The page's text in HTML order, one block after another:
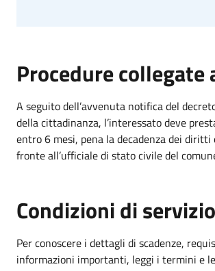
Procedure
A seguito dell’avvenuta notifica del
della cittadinanza, l’interessato deve
entro 6 mesi, pena la decadenza dei diritti
fronte all’ufficiale di stato civile del
Condizioni di servizio
Per conoscere i dettagli di scadenze,
informazioni importanti, leggi i termini e